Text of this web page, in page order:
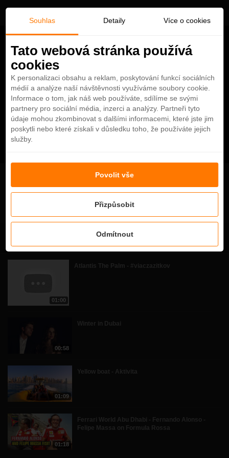
Související videa
01:00
Atlantis The Palm - #viaczazitkov
00:58
Winter in Dubai
01:09
Yellow boat - Aktivita
01:18
Ferrari World Abu Dhabi - Fernando Alonso -
Felipe Massa on Formula Rossa
Souhlas Detaily Více o cookies
Tato webová stránka používá
cookies
K personalizaci obsahu a reklam, poskytování funkcí sociálních
médií a analýze naší návštěvnosti využíváme soubory cookie.
Informace o tom, jak náš web používáte, sdílíme se svými
partnery pro sociální média, inzerci a analýzy. Partneři tyto
údaje mohou zkombinovat s dalšími informacemi, které jste jim
poskytli nebo které získali v důsledku toho, že používáte jejich
služby.
Odmítnout
Přizpůsobit
Povolit vše